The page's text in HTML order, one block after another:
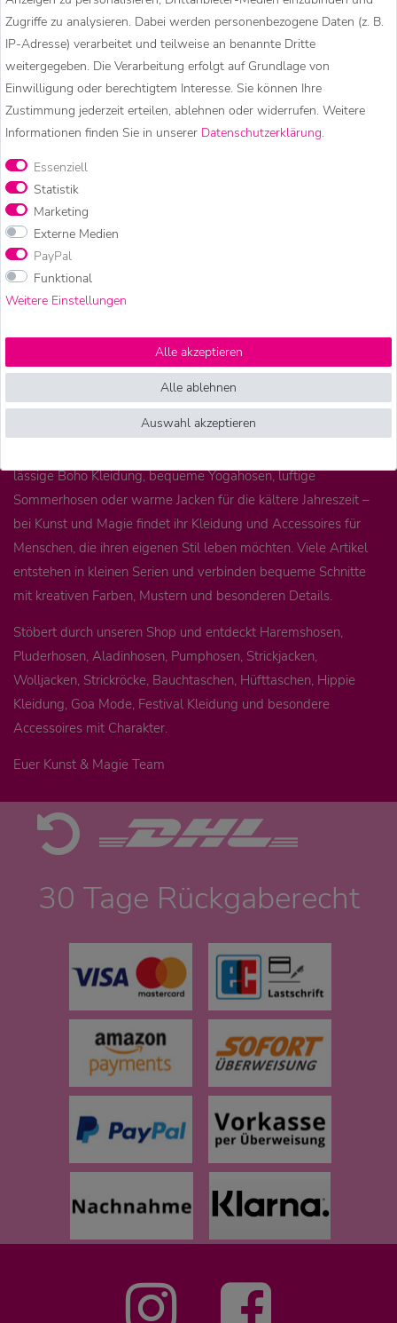
Verarbeitung und Qualität. So können wir viele unserer
Produkte persönlich begleiten – von der Auswahl der
Materialien bis zur fertigen Ware.
Zauberhaftes &
Besonderes
lässige Boho Kleidung, bequeme Yogahosen, luftige
Sommerhosen oder warme Jacken für die kältere Jahreszeit –
bei Kunst und Magie findet ihr Kleidung und Accessoires für
Menschen, die ihren eigenen Stil leben möchten. Viele Artikel
entstehen in kleinen Serien und verbinden bequeme Schnitte
mit kreativen Farben, Mustern und besonderen Details.
Stöbert durch unseren Shop und entdeckt Haremshosen,
Pluderhosen, Aladinhosen, Pumphosen, Strickjacken,
Wolljacken, Strickröcke, Bauchtaschen, Hüfttaschen, Hippie
Kleidung, Goa Mode, Festival Kleidung und besondere
Accessoires mit Charakter.
Euer Kunst & Magie Team
30 Tage Rückgaberecht
Zugriffe zu analysieren. Dabei werden personenbezogene Daten (z. B.
IP-Adresse) verarbeitet und teilweise an benannte Dritte
weitergegeben. Die Verarbeitung erfolgt auf Grundlage von
Einwilligung oder berechtigtem Interesse. Sie können Ihre
Zustimmung jederzeit erteilen, ablehnen oder widerrufen. Weitere
Informationen finden Sie in unserer Daten­schutz­erklärung.
Essenziell
Statistik
Marketing
Externe Medien
PayPal
Funktional
Weitere Einstellungen
Alle akzeptieren
Alle ablehnen
Auswahl akzeptieren